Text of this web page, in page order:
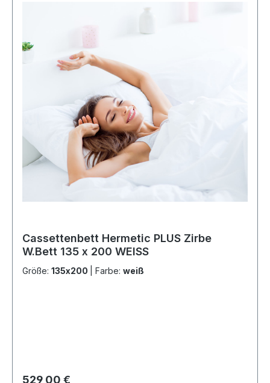
Cassettenbett Hermetic PLUS Zirbe
W.Bett 135 x 200 WEISS
Größe: 135x200 Farbe: weiß
Regulärer Preis:
529,00 €